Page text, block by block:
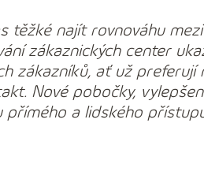
těžké najít rovnováhu mezi
zákaznických center
zákazníků, ať už preferují
Nové pobočky,
a lidského